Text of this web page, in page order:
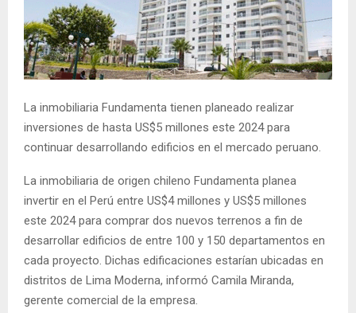
La inmobiliaria Fundamenta tienen planeado realizar
inversiones de hasta US$5 millones este 2024 para
continuar desarrollando edificios en el mercado peruano.
La inmobiliaria de origen chileno Fundamenta planea
invertir en el Perú entre US$4 millones y US$5 millones
este 2024 para comprar dos nuevos terrenos a fin de
desarrollar edificios de entre 100 y 150 departamentos en
cada proyecto. Dichas edificaciones estarían ubicadas en
distritos de Lima Moderna, informó Camila Miranda,
gerente comercial de la empresa.